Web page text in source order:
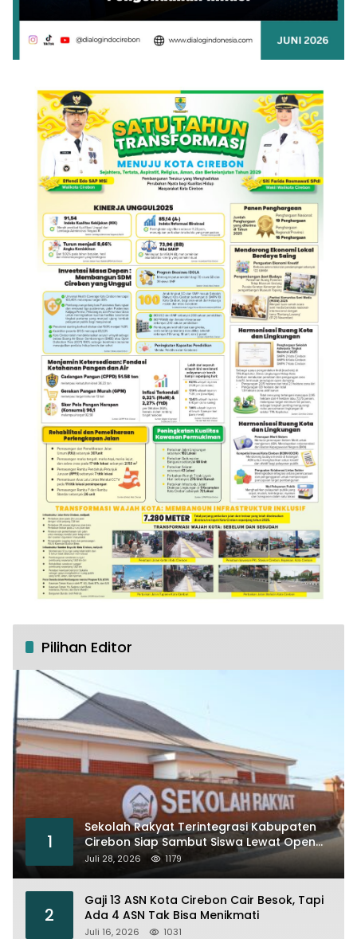
Pilihan Editor
1
Sekolah Rakyat Terintegrasi Kabupaten
Cirebon Siap Sambut Siswa Lewat Open
House dan MPLS
Juli 28, 2026 1179
2
Gaji 13 ASN Kota Cirebon Cair Besok, Tapi
Ada 4 ASN Tak Bisa Menikmati
Juli 16, 2026 1031